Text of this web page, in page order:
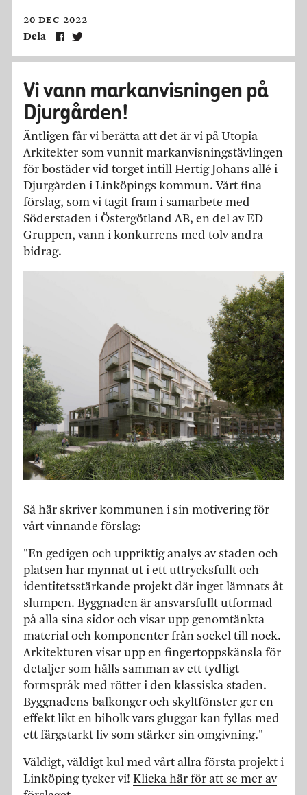
20 dec 2022
Dela
Vi vann markanvisningen på
Djurgården!
Äntligen får vi berätta att det är vi på Utopia
Arkitekter som vunnit markanvisningstävlingen
för bostäder vid torget intill Hertig Johans allé i
Djurgården i Linköpings kommun. Vårt fina
förslag, som vi tagit fram i samarbete med
Söderstaden i Östergötland AB, en del av ED
Gruppen, vann i konkurrens med tolv andra
bidrag.
Så här skriver kommunen i sin motivering för
vårt vinnande förslag:
"En gedigen och uppriktig analys av staden och
platsen har mynnat ut i ett uttrycksfullt och
identitetsstärkande projekt där inget lämnats åt
slumpen. Byggnaden är ansvarsfullt utformad
på alla sina sidor och visar upp genomtänkta
material och komponenter från sockel till nock.
Arkitekturen visar upp en fingertoppskänsla för
detaljer som hålls samman av ett tydligt
formspråk med rötter i den klassiska staden.
Byggnadens balkonger och skyltfönster ger en
effekt likt en biholk vars gluggar kan fyllas med
ett färgstarkt liv som stärker sin omgivning."
Väldigt, väldigt kul med vårt allra första projekt i
Linköping tycker vi! Klicka här för att se mer av